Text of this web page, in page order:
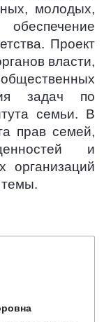
молодых,
Проект
власти,
задач по
семьи. В
прав семей,
и
организаций
темы.